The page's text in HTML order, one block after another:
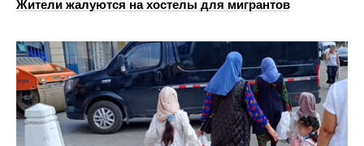
Жители жалуются на хостелы для мигрантов